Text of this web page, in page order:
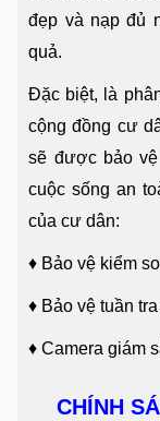
đẹp và nạp đủ
quả.
Đặc biệt, là
cộng đồng cư
sẽ được bảo
cuộc sống an
của cư dân:
♦ Bảo vệ kiểm
♦ Bảo vệ tuần
♦Camera giám
CHÍNH